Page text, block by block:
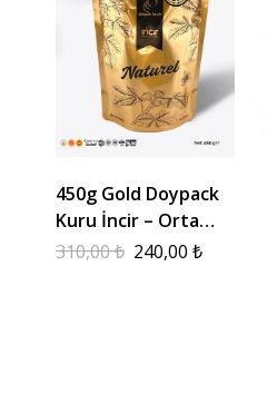
450g Gold Doypack
Kuru İncir – Orta
Boy
310,00₺ 240,00 ₺